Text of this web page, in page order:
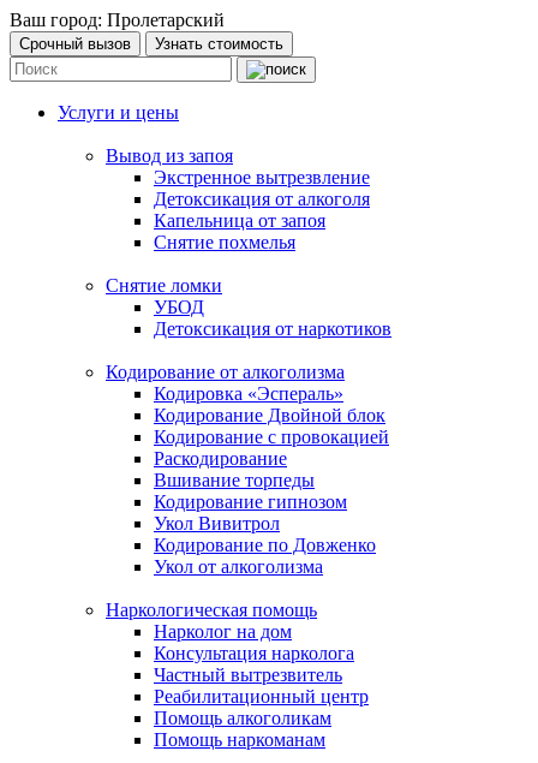
Ваш город: Пролетарский
Срочный вызов Узнать стоимость
Услуги и цены
Вывод из запоя
Экстренное вытрезвление
Детоксикация от алкоголя
Капельница от запоя
Снятие похмелья
Снятие ломки
УБОД
Детоксикация от наркотиков
Кодирование от алкоголизма
Кодировка «Эспераль»
Кодирование Двойной блок
Кодирование с провокацией
Раскодирование
Вшивание торпеды
Кодирование гипнозом
Укол Вивитрол
Кодирование по Довженко
Укол от алкоголизма
Наркологическая помощь
Нарколог на дом
Консультация нарколога
Частный вытрезвитель
Реабилитационный центр
Помощь алкоголикам
Помощь наркоманам